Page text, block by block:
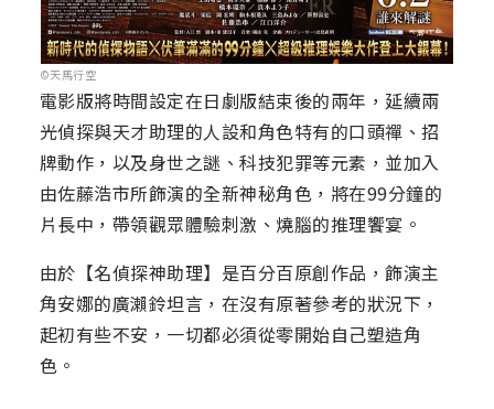
©天馬行空
電影版將時間設定在日劇版結束後的兩年，延續兩
光偵探與天才助理的人設和角色特有的口頭禪、招
牌動作，以及身世之謎、科技犯罪等元素，並加入
由佐藤浩市所飾演的全新神秘角色，將在99分鐘的
片長中，帶領觀眾體驗刺激、燒腦的推理饗宴。
由於【名偵探神助理】是百分百原創作品，飾演主
角安娜的廣瀨鈴坦言，在沒有原著參考的狀況下，
起初有些不安，一切都必須從零開始自己塑造角
色。